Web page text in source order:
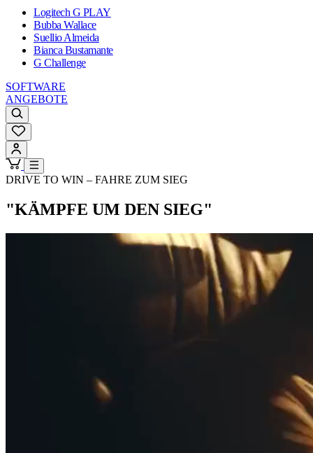
Logitech G PLAY
Bubba Wallace
Suellio Almeida
Bianca Bustamante
G Challenge
SOFTWARE
ANGEBOTE
DRIVE TO WIN – FAHRE ZUM SIEG
"KÄMPFE UM DEN SIEG"